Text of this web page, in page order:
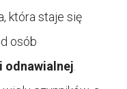
która staje się
osób
odnawialnej